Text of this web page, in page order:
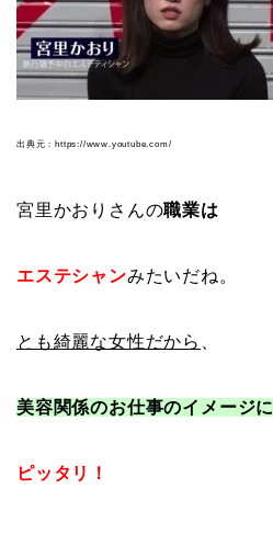
出典元：https://www.youtube.com/
宮里かおりさんの職業は
エステシャンみたいだね。
とも綺麗な女性だから
美容関係のお仕事のイメージに
ピッタリ！